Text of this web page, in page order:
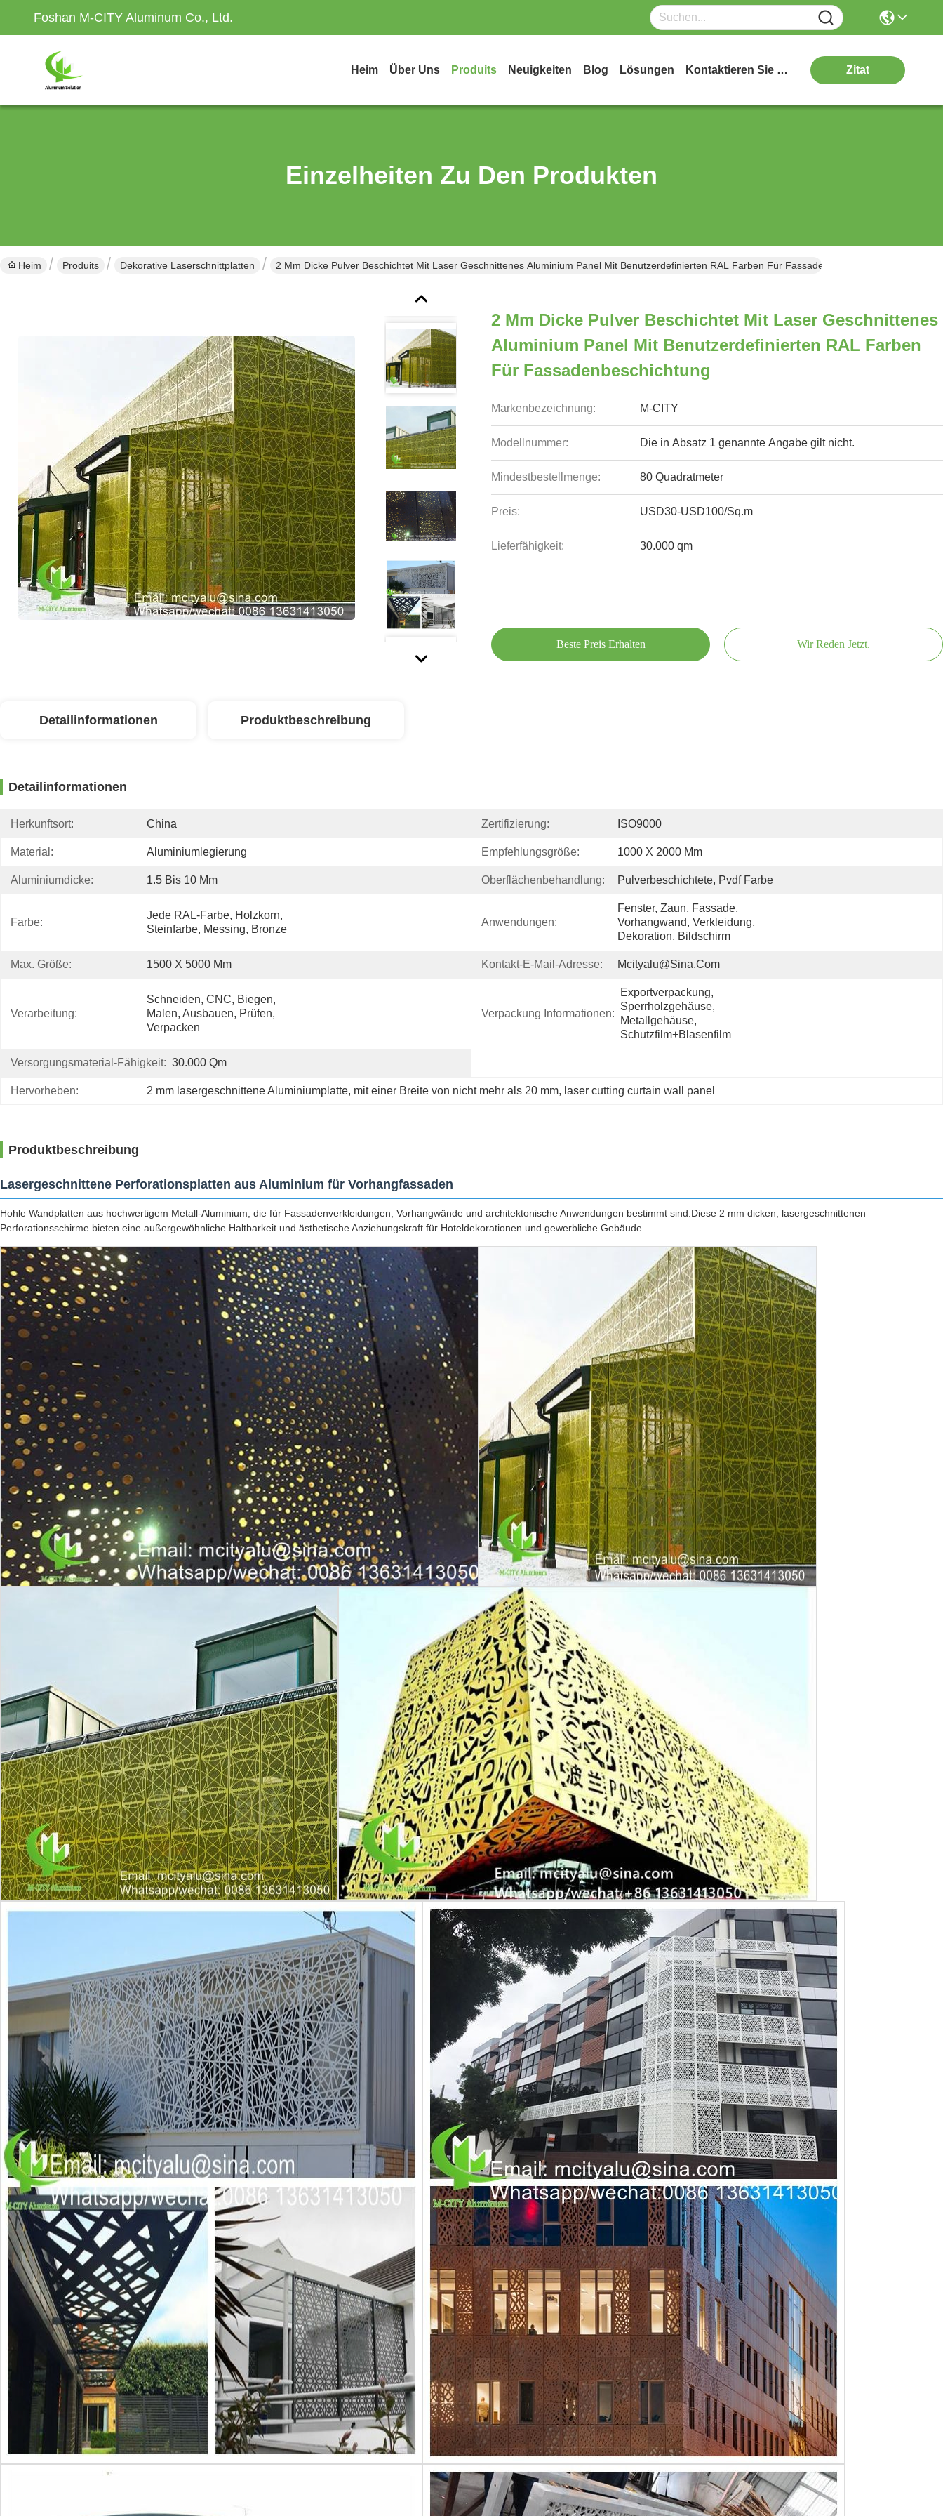
Foshan M-CITY Aluminum Co., Ltd.
Heim Über Uns Produits Neuigkeiten Blog Lösungen Kontaktieren Sie Uns Zitat
Einzelheiten Zu Den Produkten
Heim Produits Dekorative Laserschnittplatten 2 Mm Dicke Pulver Beschichtet Mit Laser Geschnittenes Aluminium Panel Mit Benutzerdefinierten RAL Farben Für Fassadenbeschichtung
2 Mm Dicke Pulver Beschichtet Mit Laser Geschnittenes
Aluminium Panel Mit Benutzerdefinierten RAL Farben
Für Fassadenbeschichtung
Markenbezeichnung: M-CITY
Modellnummer: Die in Absatz 1 genannte Angabe gilt nicht.
Mindestbestellmenge: 80 Quadratmeter
Preis: USD30-USD100/Sq.m
Lieferfähigkeit: 30.000 qm
Beste Preis Erhalten Wir Reden Jetzt.
Detailinformationen Produktbeschreibung
Detailinformationen
Herkunftsort: China Zertifizierung: ISO9000
Material: Aluminiumlegierung Empfehlungsgröße: 1000 X 2000 Mm
Aluminiumdicke: 1.5 Bis 10 Mm Oberflächenbehandlung: Pulverbeschichtete, Pvdf Farbe
Farbe:
Jede RAL-Farbe, Holzkorn,
Steinfarbe, Messing, Bronze
Anwendungen:
Fenster, Zaun, Fassade,
Vorhangwand, Verkleidung,
Dekoration, Bildschirm
Max. Größe: 1500 X 5000 Mm Kontakt-E-Mail-Adresse: Mcityalu@sina.com
Verarbeitung:
Schneiden, CNC, Biegen,
Malen, Ausbauen, Prüfen,
Verpacken
Verpackung Informationen:
Exportverpackung,
Sperrholzgehäuse,
Metallgehäuse,
Schutzfilm+Blasenfilm
Versorgungsmaterial-Fähigkeit: 30.000 Qm
Hervorheben: 2 mm lasergeschnittene Aluminiumplatte, mit einer Breite von nicht mehr als 20 mm, laser cutting curtain wall panel
Produktbeschreibung
Lasergeschnittene Perforationsplatten aus Aluminium für Vorhangfassaden
Hohle Wandplatten aus hochwertigem Metall-Aluminium, die für Fassadenverkleidungen, Vorhangwände und architektonische Anwendungen bestimmt sind.Diese 2 mm dicken, lasergeschnittenen
Perforationsschirme bieten eine außergewöhnliche Haltbarkeit und ästhetische Anziehungskraft für Hoteldekorationen und gewerbliche Gebäude.